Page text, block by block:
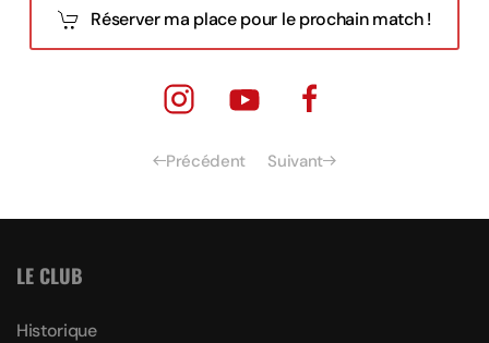
Réserver ma place pour le prochain match !
Précédent Suivant
LE CLUB
Historique